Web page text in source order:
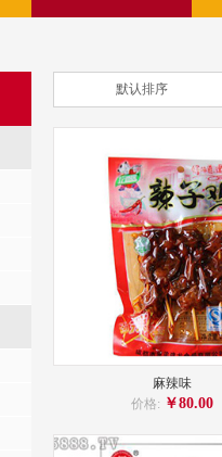
默认排序
麻辣味
价格: ￥80.00